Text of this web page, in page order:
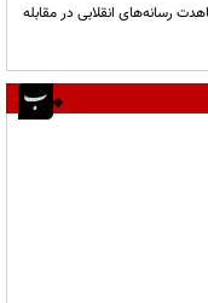
رسانه‌های انقلابی در مقابله